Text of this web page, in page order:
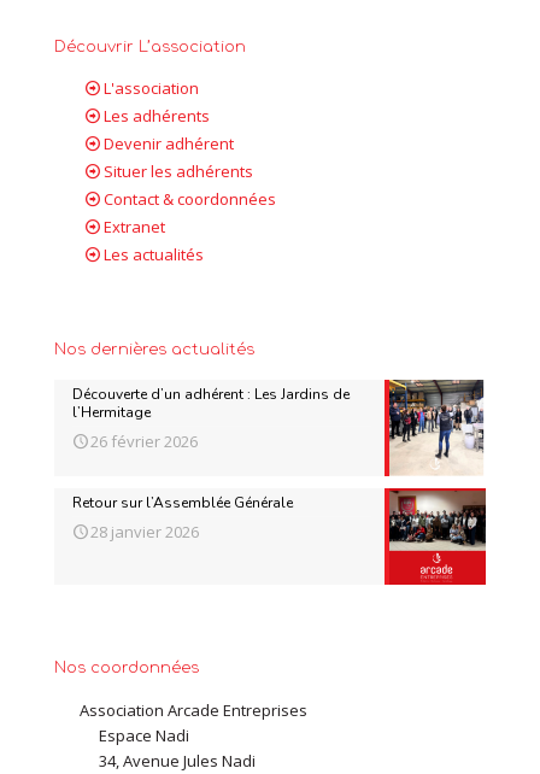
Découvrir L’association
L'association
Les adhérents
Devenir adhérent
Situer les adhérents
Contact & coordonnées
Extranet
Les actualités
Nos dernières actualités
Découverte d’un adhérent : Les Jardins de
l’Hermitage
26 février 2026
Retour sur l’Assemblée Générale
28 janvier 2026
Nos coordonnées
Association Arcade Entreprises
Espace Nadi
34, Avenue Jules Nadi